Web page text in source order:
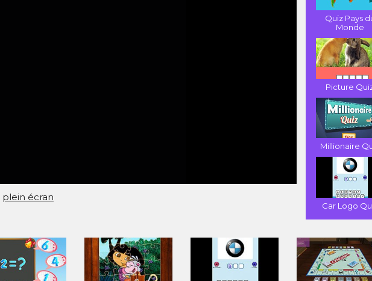
plein écran
Quiz Pays
Monde
Picture
Millionaire
Car Logo